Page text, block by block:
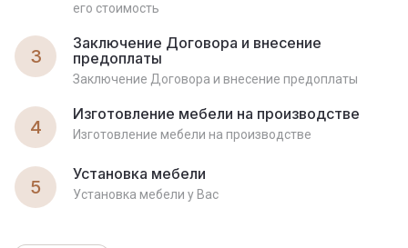
его стоимость
3
Заключение Договора и внесение
предоплаты
Заключение Договора и внесение предоплаты
4
Изготовление мебели на производстве
Изготовление мебели на производстве
5
Установка мебели
Установка мебели у Вас